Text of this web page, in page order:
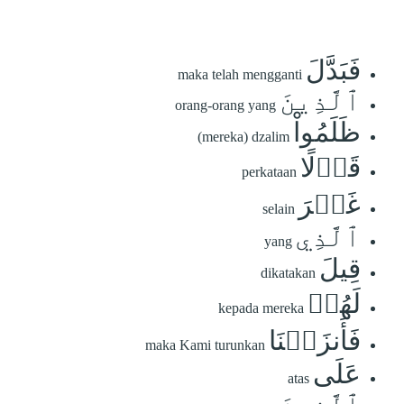
فَبَدَّلَ maka telah mengganti
ٱلَّذِينَ orang-orang yang
ظَلَمُواْ (mereka) dzalim
قَوۡلًا perkataan
غَيۡرَ selain
ٱلَّذِي yang
قِيلَ dikatakan
لَهُمۡ kepada mereka
فَأَنزَلۡنَا maka Kami turunkan
عَلَى atas